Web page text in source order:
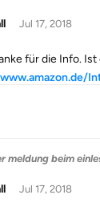
Jul 17, 2018
für die Info.
meldung beim
Jul 17, 2018